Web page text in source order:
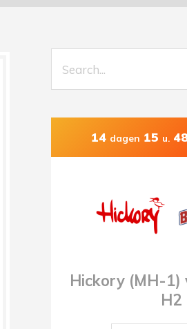
14 dagen 15 u.
Hickory (MH-1)
H2